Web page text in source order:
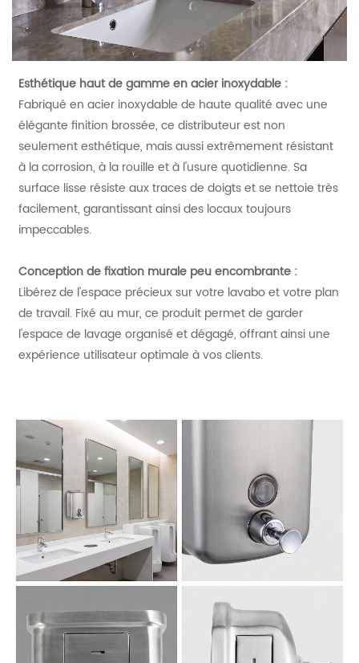
Esthétique haut de gamme en acier inoxydable :
Fabriqué en acier inoxydable de haute qualité avec une
élégante finition brossée, ce distributeur est non
seulement esthétique, mais aussi extrêmement résistant
à la corrosion, à la rouille et à l'usure quotidienne. Sa
surface lisse résiste aux traces de doigts et se nettoie très
facilement, garantissant ainsi des locaux toujours
impeccables.
Conception de fixation murale peu encombrante :
Libérez de l'espace précieux sur votre lavabo et votre plan
de travail. Fixé au mur, ce produit permet de garder
l'espace de lavage organisé et dégagé, offrant ainsi une
expérience utilisateur optimale à vos clients.